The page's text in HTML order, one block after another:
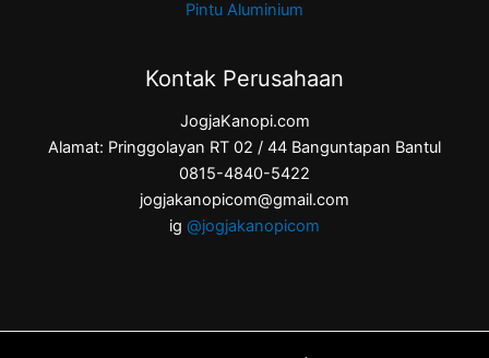
Pintu Aluminium
Kontak Perusahaan
JogjaKanopi.com
Alamat: Pringgolayan RT 02 / 44 Banguntapan Bantul
0815-4840-5422
jogjakanopicom@gmail.com
ig @jogjakanopicom